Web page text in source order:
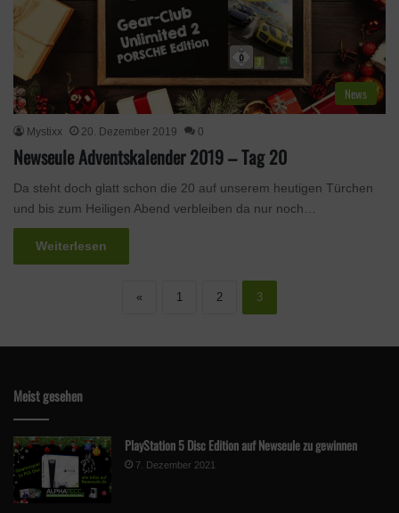
News
Mystixx 20. Dezember 2019 0
Newseule Adventskalender 2019 – Tag 20
Da steht doch glatt schon die 20 auf unserem heutigen Türchen
und bis zum Heiligen Abend verbleiben da nur noch…
Weiterlesen
« 1 2 3
Meist gesehen
PlayStation 5 Disc Edition auf Newseule zu gewinnen
7. Dezember 2021